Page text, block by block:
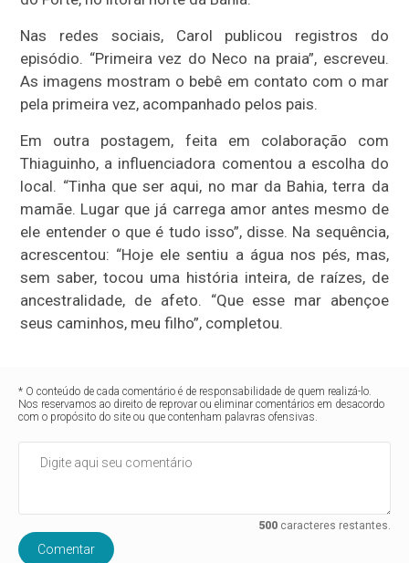
Nas redes sociais, Carol publicou registros do
episódio. “Primeira vez do Neco na praia”, escreveu.
As imagens mostram o bebê em contato com o mar
pela primeira vez, acompanhado pelos pais.
Em outra postagem, feita em colaboração com
Thiaguinho, a influenciadora comentou a escolha do
local. “Tinha que ser aqui, no mar da Bahia, terra da
mamãe. Lugar que já carrega amor antes mesmo de
ele entender o que é tudo isso”, disse. Na sequência,
acrescentou: “Hoje ele sentiu a água nos pés, mas,
sem saber, tocou uma história inteira, de raízes, de
ancestralidade, de afeto. “Que esse mar abençoe
seus caminhos, meu filho”, completou.
* O conteúdo de cada comentário é de responsabilidade de quem realizá-lo.
Nos reservamos ao direito de reprovar ou eliminar comentários em desacordo
com o propósito do site ou que contenham palavras ofensivas.
500caracteres restantes.
Comentar